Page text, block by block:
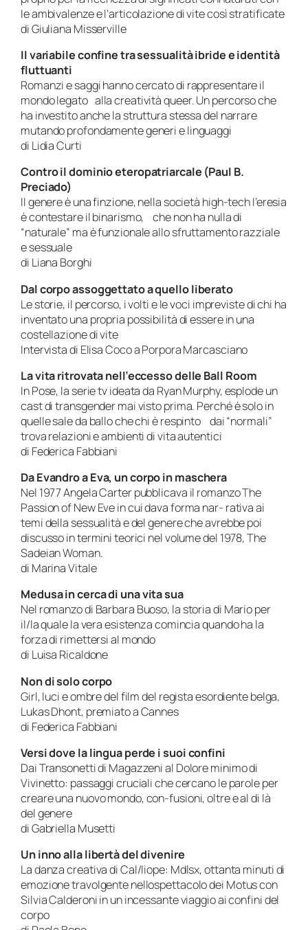
le ambivalenze e l’articolazione di vite così stratificate
di Giuliana Misserville
Il variabile confine tra sessualità ibride e identità
fluttuanti
Romanzi e saggi hanno cercato di rappresentare il
mondo legato alla creatività queer. Un percorso che
ha investito anche la struttura stessa del narrare
mutando profondamente generi e linguaggi
di Lidia Curti
Contro il dominio eteropatriarcale (Paul B.
Preciado)
Il genere è una finzione, nella società high-tech l’eresia
è contestare il binarismo, che non ha nulla di
“naturale” ma è funzionale allo sfruttamento razziale
e sessuale
di Liana Borghi
Dal corpo assoggettato a quello liberato
Le storie, il percorso, i volti e le voci impreviste di chi ha
inventato una propria possibilità di essere in una
costellazione di vite
Intervista di Elisa Coco a Porpora Marcasciano
La vita ritrovata nell’eccesso delle Ball Room
In Pose, la serie tv ideata da Ryan Murphy, esplode un
cast di transgender mai visto prima. Perché è solo in
quelle sale da ballo che chi è respinto dai “normali”
trova relazioni e ambienti di vita autentici
di Federica Fabbiani
Da Evandro a Eva, un corpo in maschera
Nel 1977 Angela Carter pubblicava il romanzo The
Passion of New Eve in cui dava forma nar- rativa ai
temi della sessualità e del genere che avrebbe poi
discusso in termini teorici nel volume del 1978, The
Sadeian Woman.
di Marina Vitale
Medusa in cerca di una vita sua
Nel romanzo di Barbara Buoso, la storia di Mario per
il/la quale la vera esistenza comincia quando ha la
forza di rimettersi al mondo
di Luisa Ricaldone
Non di solo corpo
Girl, luci e ombre del film del regista esordiente belga,
Lukas Dhont, premiato a Cannes
di Federica Fabbiani
Versi dove la lingua perde i suoi confini
Dai Transonetti di Magazzeni al Dolore minimo di
Vivinetto: passaggi cruciali che cercano le parole per
creare una nuovo mondo, con-fusioni, oltre e al di là
del genere
di Gabriella Musetti
Un inno alla libertà del divenire
La danza creativa di Cal/liope: Mdlsx, ottanta minuti di
emozione travolgente nellospettacolo dei Motus con
Silvia Calderoni in un incessante viaggio ai confini del
corpo